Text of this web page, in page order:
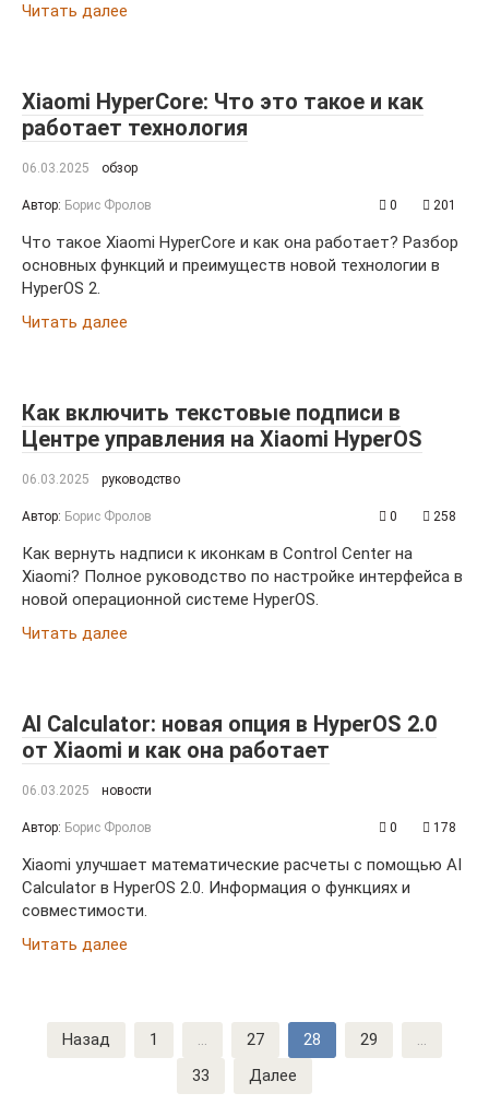
Читать далее
Xiaomi HyperCore: Что это такое и как
работает технология
06.03.2025 обзор
Автор: Борис Фролов 0 201
Что такое Xiaomi HyperCore и как она работает? Разбор
основных функций и преимуществ новой технологии в
HyperOS 2.
Читать далее
Как включить текстовые подписи в
Центре управления на Xiaomi HyperOS
06.03.2025 руководство
Автор: Борис Фролов 0 258
Как вернуть надписи к иконкам в Control Center на
Xiaomi? Полное руководство по настройке интерфейса в
новой операционной системе HyperOS.
Читать далее
AI Calculator: новая опция в HyperOS 2.0
от Xiaomi и как она работает
06.03.2025 новости
Автор: Борис Фролов 0 178
Xiaomi улучшает математические расчеты с помощью AI
Calculator в HyperOS 2.0. Информация о функциях и
совместимости.
Читать далее
Пагинация
записей
Назад 1 … 27 28 29
…
33
Далее